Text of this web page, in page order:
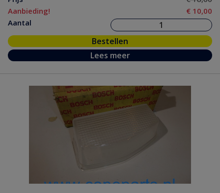
Aanbieding!
€ 10,00
Aantal
Bestellen
Lees meer